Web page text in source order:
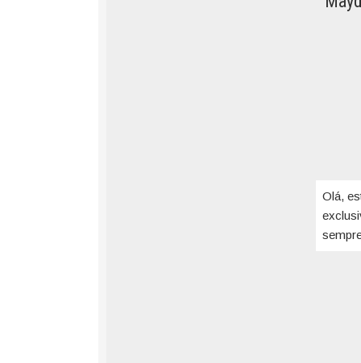
Olá,